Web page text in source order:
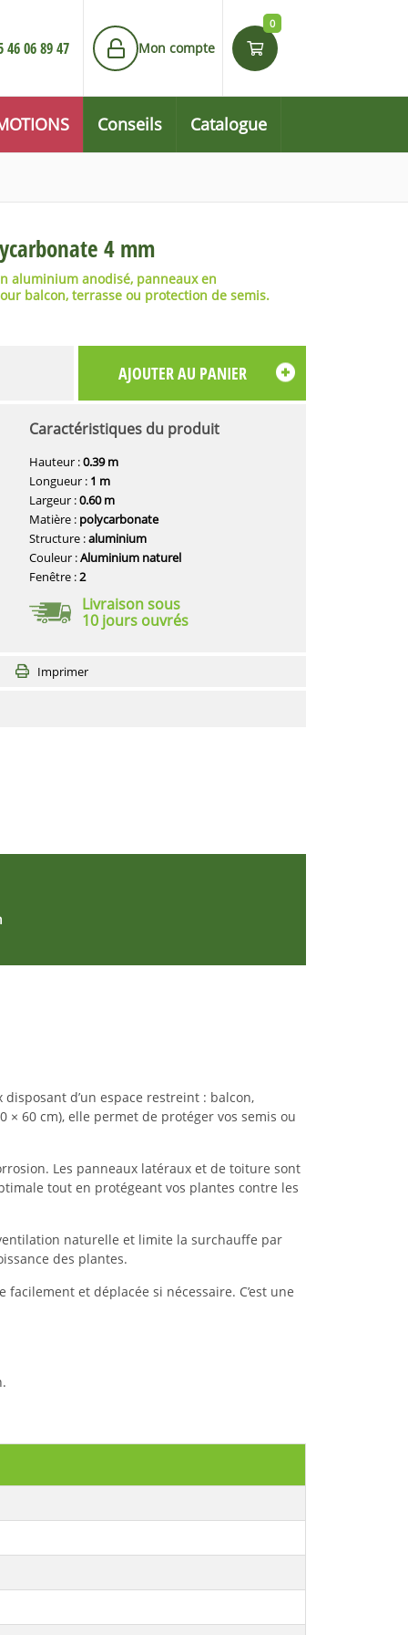
0
Mon compte
46 06 89 47
Conseils Catalogue
4 mm
aluminium anodisé, panneaux en
balcon, terrasse ou protection de semis.
Caractéristiques du produit
Hauteur :0.39 m
Longueur : 1 m
Largeur :0.60 m
Matière : polycarbonate
Structure :aluminium
Couleur :Aluminium naturel
Fenêtre :2
Livraison sous
10 jours ouvrés
Imprimer
d’un espace restreint : balcon,
× 60 cm), elle permet de protéger vos semis ou
Les panneaux latéraux et de toiture sont
tout en protégeant vos plantes contre les
naturelle et limite la surchauffe par
des plantes.
et déplacée si nécessaire. C’est une